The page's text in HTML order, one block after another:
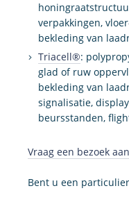
verpakkingen,
bekleding van
Triacell®:
glad of ruw
bekleding van
signalisatie,
beursstanden,
Vraag een bezoek aan
Bent u een